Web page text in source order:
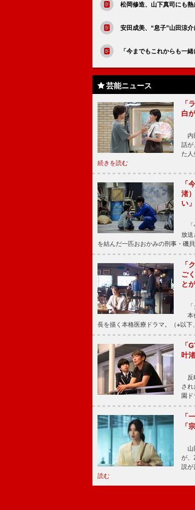
松岡修造、山下真司にも
安田成美、“息子”山田涼
「今までもこれからも一
芸能ニュース
「
白
内
話が
た人
続きを読む
「
渚
い」
「
放
を結んだ一匹おおかみの刑事・磯
「
ご
と
「
本
長を描く本格医療ドラマ。（※以
「
叶
反
さ
園
「
「
山
が
説が
読む